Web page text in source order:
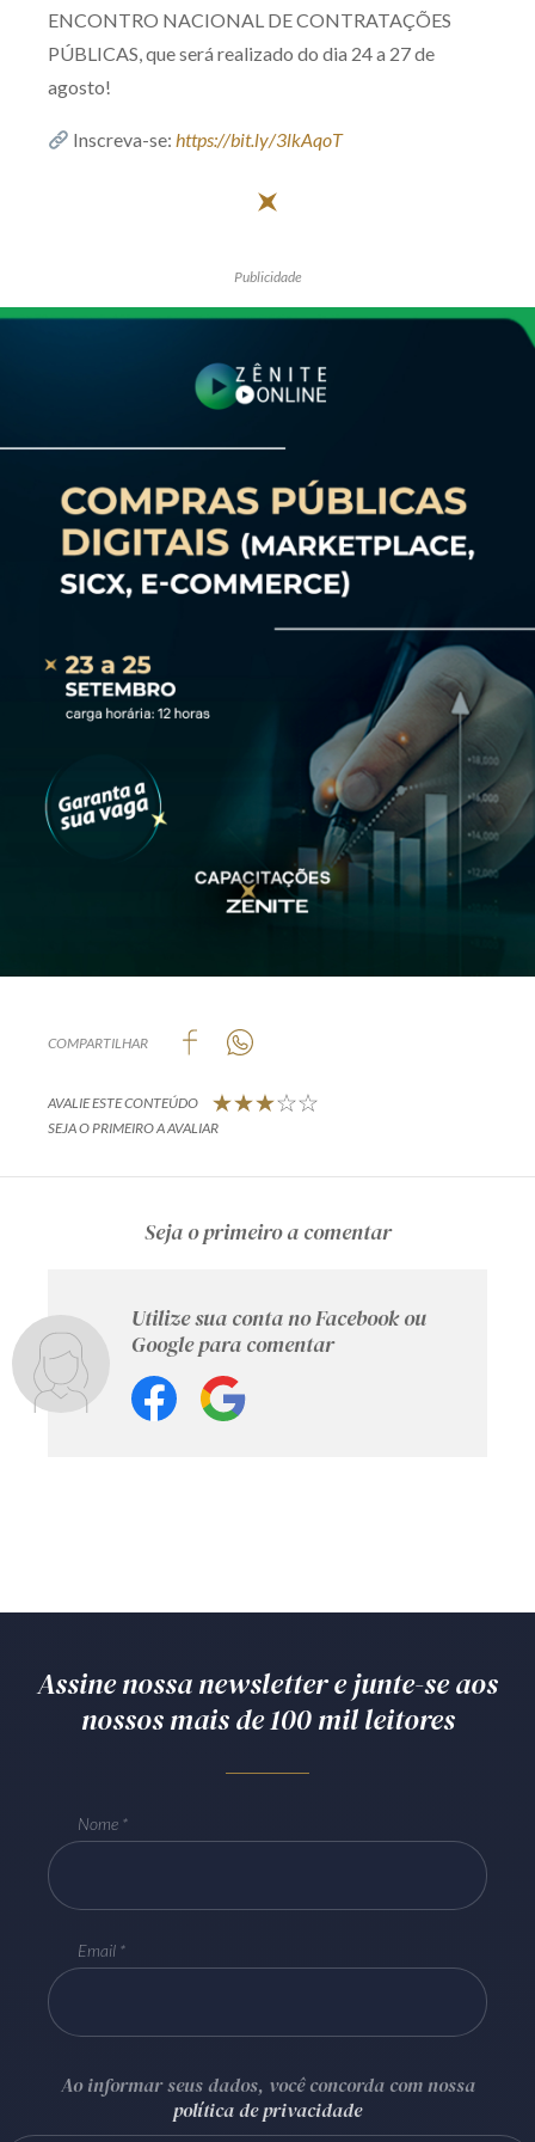
Receba por RSS
Telefone (41) 2109-8666
ENCONTRO NACIONAL DE CONTRATAÇÕES
PÚBLICAS, que será realizado do dia 24 a 27 de
agosto!
Inscreva-se:https://bit.ly/3lkAqoT
Publicidade
COMPARTILHAR
AVALIE ESTE CONTEÚDO
SEJA O PRIMEIRO A AVALIAR
Seja o primeiro a comentar
Utilize sua conta no Facebook ou
Google para comentar
Assine nossa newsletter e junte-se aos
nossos mais de 100 mil leitores
Nome
Email
Ao informar seus dados, você concorda com nossa
política de privacidade